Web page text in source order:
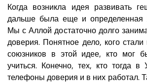
Когда возникла идея развивать
дальше была еще и определенная
Мы с Аллой достаточно долго
доверия. Понятное дело, кого стали
союзников в этой идее, кто мог
учиться. Конечно, тех, кто тогда в
телефоны доверия и в них работал.